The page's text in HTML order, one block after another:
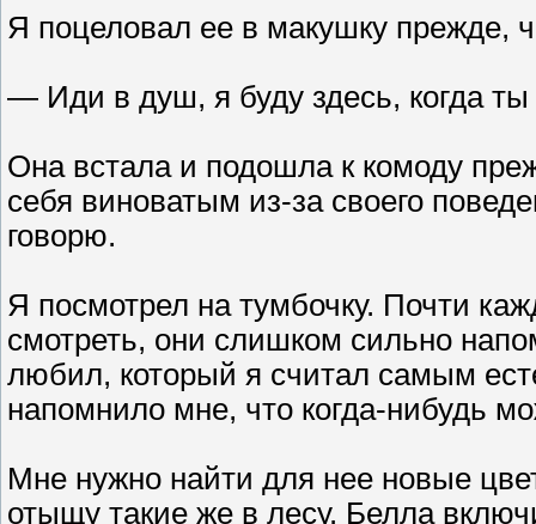
Я поцеловал ее в макушку прежде,
— Иди в душ, я буду здесь, когда
Она встала и подошла к комоду
себя виноватым из-за своего
говорю.
Я посмотрел на тумбочку. Почти
смотреть, они слишком сильно
любил, который я считал самым
напомнило мне, что когда-нибудь
Мне нужно найти для нее новые
отыщу такие же в лесу. Белла